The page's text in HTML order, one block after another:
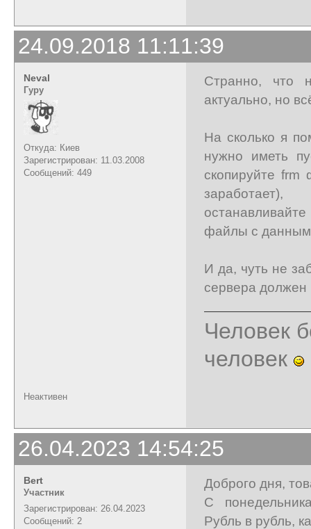
24.09.2018 11:11:39
Neval
Гуру
Откуда: Киев
Зарегистрирован: 11.03.2008
Сообщений: 449
Странно, что
актуально, но
На сколько я
нужно иметь
скопируйте
файлы с
И да, чуть не
сервера должен
Человек
человек
Неактивен
26.04.2023 14:54:25
Bert
Участник
Зарегистрирован: 26.04.2023
Сообщений: 2
Доброго дня,
С
Рубль в рубль,